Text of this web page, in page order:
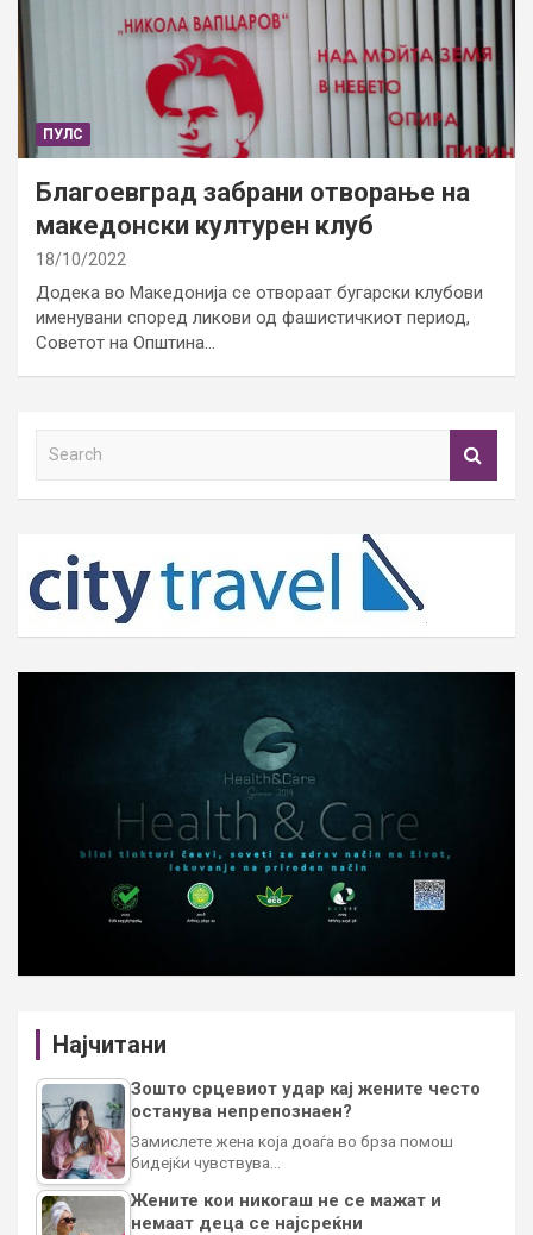
ПУЛС
Благоевград забрани отворање на
македонски културен клуб
18/10/2022
Додека во Македонија се отвораат бугарски клубови
именувани според ликови од фашистичкиот период,
Советот на Општина…
h
Најчитани
Зошто срцевиот удар кај жените често
останува непрепознаен?
Замислете жена која доаѓа во брза помош
бидејќи чувствува…
Жените кои никогаш не се мажат и
немаат деца се најсреќни